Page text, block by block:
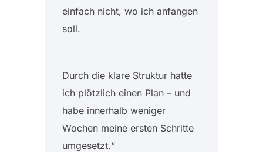
einfach nicht, wo ich anfangen
soll.
Durch die klare Struktur hatte
ich plötzlich einen Plan – und
habe innerhalb weniger
Wochen meine ersten Schritte
umgesetzt.“